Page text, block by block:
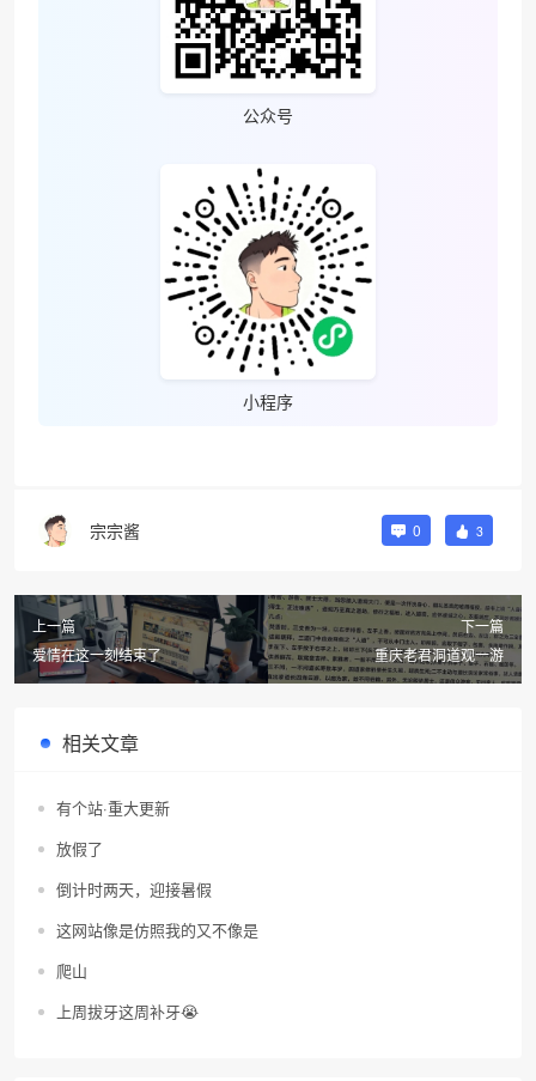
❄
公众号
小程序
宗宗酱 0 3
上一篇
爱情在这一刻结束了
下一篇
重庆老君洞道观一游
相关文章
有个站·重大更新
放假了
倒计时两天，迎接暑假
这网站像是仿照我的又不像是
爬山
上周拔牙这周补牙😭